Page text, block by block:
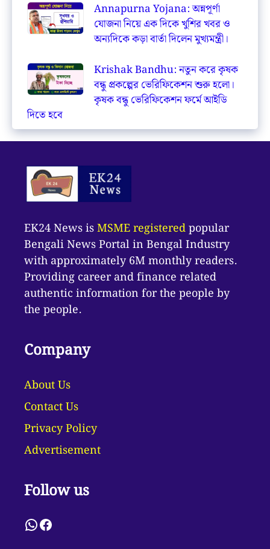
Annapurna Yojana: অন্নপূর্ণা
যোজনা নিয়ে এক দিকে খুশির খবর ও
অন্যদিকে কড়া বার্তা দিলেন মুখ্যমন্ত্রী।
Krishak Bandhu: নতুন করে কৃষক
বন্ধু প্রকল্পের ভেরিফিকেশন শুরু হলো।
কৃষক বন্ধু ভেরিফিকেশন ফর্মে আইডি
দিতে হবে
EK24 News isMSME registeredpopular
Bengali News Portal in Bengal Industry
with approximately 6M monthly readers.
Providing career and finance related
authentic information for the people by
the people.
Company
About Us
Contact Us
Privacy Policy
Advertisement
Follow us
WhatsApp
Facebook